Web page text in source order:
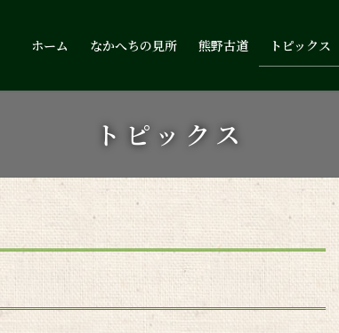
ホーム なかへちの見所 熊野古道 トピックス
トピックス